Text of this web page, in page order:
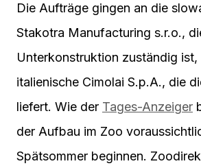
Die Aufträge gingen an die
Stakotra Manufacturing s.r.o.,
Unterkonstruktion zuständig ist,
italienische Cimolai S.p.A., die
liefert. Wie der Tages-Anzeiger
der Aufbau im Zoo
Spätsommer beginnen.